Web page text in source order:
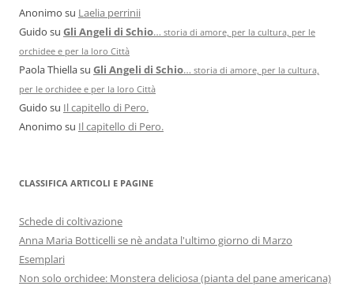
Anonimo su Laelia perrinii
Guido su Gli Angeli di Schio… storia di amore, per la cultura, per le
orchidee e per la loro Città
Paola Thiellasu Gli Angeli di Schio… storia di amore, per la cultura,
per le orchidee e per la loro Città
Guido su Il capitello di Pero.
Anonimo su Il capitello di Pero.
CLASSIFICA ARTICOLI E PAGINE
Schede di coltivazione
Anna Maria Botticelli se nè andata l'ultimo giorno di Marzo
Esemplari
Non solo orchidee: Monstera deliciosa (pianta del pane americana)